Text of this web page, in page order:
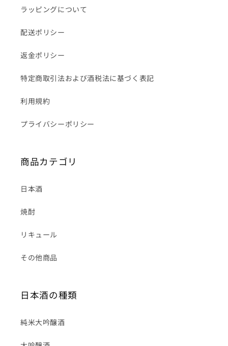
ラッピングについて
配送ポリシー
返金ポリシー
特定商取引法および酒税法に基づく表記
利用規約
プライバシーポリシー
商品カテゴリ
日本酒
焼酎
リキュール
その他商品
日本酒の種類
純米大吟醸酒